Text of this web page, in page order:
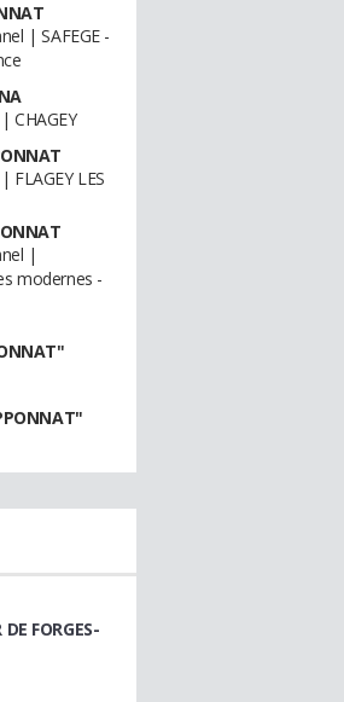
| SAFEGE -
CHAGEY
LES
|
modernes -
FORGES-